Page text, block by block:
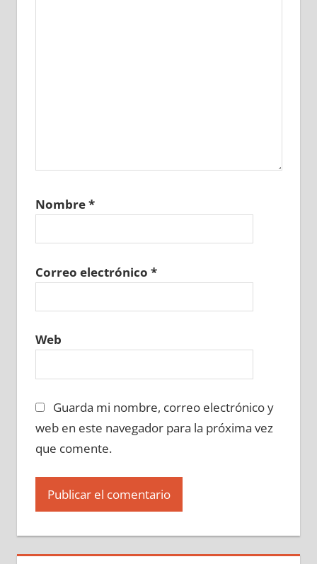
Nombre*
Correo electrónico *
Web
Guarda mi nombre, correo electrónico y
web en este navegador para la próxima vez
que comente.